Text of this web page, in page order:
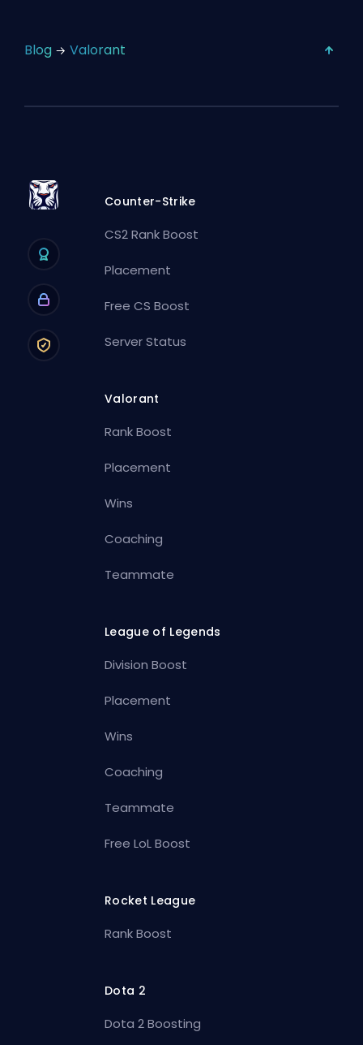
Blog Valorant
Counter-Strike
CS2 Rank Boost
Placement
Free CS Boost
Server Status
Valorant
Rank Boost
Placement
Wins
Coaching
Teammate
League of Legends
Division Boost
Placement
Wins
Coaching
Teammate
Free LoL Boost
Rocket League
Rank Boost
Dota 2
Dota 2 Boosting